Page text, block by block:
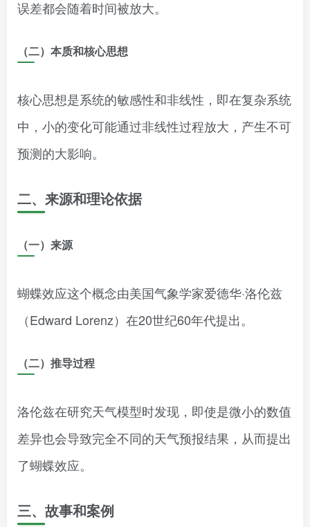
误差都会随着时间被放大。
（二）本质和核心思想
核心思想是系统的敏感性和非线性，即在复杂系统
中，小的变化可能通过非线性过程放大，产生不可
预测的大影响。
二、来源和理论依据
（一）来源
蝴蝶效应这个概念由美国气象学家爱德华·洛伦兹
（Edward Lorenz）在20世纪60年代提出。
（二）推导过程
洛伦兹在研究天气模型时发现，即使是微小的数值
差异也会导致完全不同的天气预报结果，从而提出
了蝴蝶效应。
三、故事和案例